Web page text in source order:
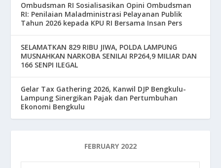
Ombudsman RI Sosialisasikan Opini Ombudsman
RI: Penilaian Maladministrasi Pelayanan Publik
Tahun 2026 kepada KPU RI Bersama Insan Pers
SELAMATKAN 829 RIBU JIWA, POLDA LAMPUNG
MUSNAHKAN NARKOBA SENILAI RP264,9 MILIAR DAN
166 SENPI ILEGAL
Gelar Tax Gathering 2026, Kanwil DJP Bengkulu-
Lampung Sinergikan Pajak dan Pertumbuhan
Ekonomi Bengkulu
FEBRUARY 2022